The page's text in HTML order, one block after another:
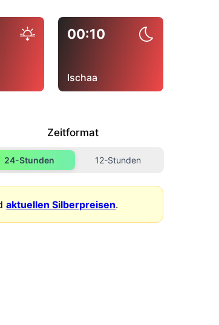
00:10
Ischaa
Zeitformat
24-Stunden 12-Stunden
aktuellen Silberpreisen.